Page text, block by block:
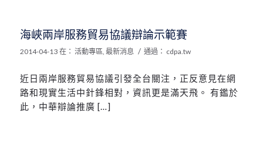
海峽兩岸服務貿易協議辯論示範賽
2014-04-13 在： 活動專區, 最新消息 / 通過： cdpa.tw
近日兩岸服務貿易協議引發全台關注，正反意見在網
路和現實生活中針鋒相對，資訊更是滿天飛。 有鑑於
此，中華辯論推廣 […]